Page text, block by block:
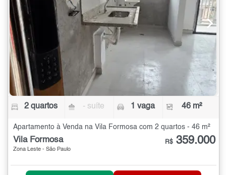
2 quartos - suíte 1 vaga 46 m²
Apartamento à Venda na Vila Formosa com 2 quartos - 46 m²
Vila Formosa
Zona Leste - São Paulo
R$ 359.000